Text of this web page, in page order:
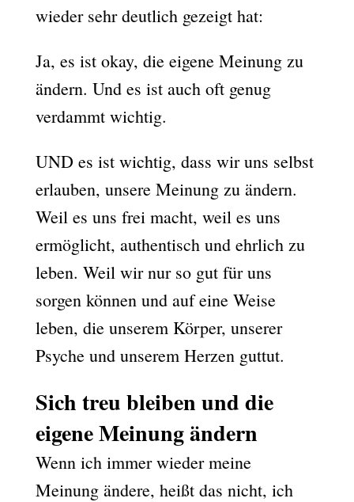
wieder sehr deutlich gezeigt hat:
Ja, es ist okay, die eigene Meinung zu
ändern. Und es ist auch oft genug
verdammt wichtig.
UND es ist wichtig, dass wir uns selbst
erlauben, unsere Meinung zu ändern.
Weil es uns frei macht, weil es uns
ermöglicht, authentisch und ehrlich zu
leben. Weil wir nur so gut für uns
sorgen können und auf eine Weise
leben, die unserem Körper, unserer
Psyche und unserem Herzen guttut.
Sich treu bleiben und die
eigene Meinung ändern
Wenn ich immer wieder meine
Meinung ändere, heißt das nicht, ich